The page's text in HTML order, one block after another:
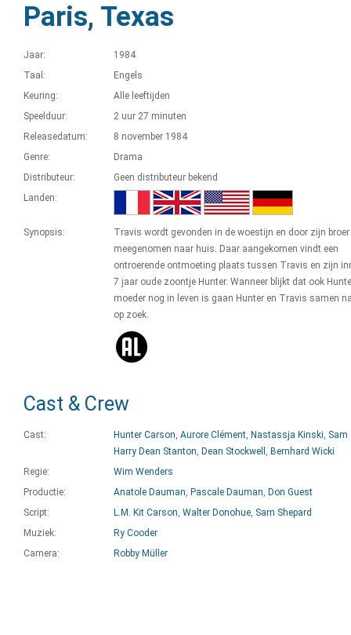
Paris, Texas
Jaar:
1984
Taal:
Engels
Keuring:
Alle leeftijden
Speelduur:
2 uur 27 minuten
Releasedatum:
8 november 1984
Genre:
Drama
Distributeur:
Geen distributeur bekend
Landen:
Synopsis:
Travis wordt gevonden in de woestijn en door zijn
meegenomen naar huis. Daar aangekomen vindt een
ontroerende ontmoeting plaats tussen Travis en zijn
7 jaar oude zoontje Hunter. Wanneer blijkt dat ook
moeder nog in leven is gaan Hunter en Travis samen
op zoek.
Cast & Crew
Cast: Hunter Carson, Aurore Clément, Nastassja Kinski, Sam
Harry Dean Stanton, Dean Stockwell , Bernhard Wicki
Regie:
Wim Wenders
Productie:
Anatole Dauman, Pascale Dauman, Don Guest
Script:
L.M. Kit Carson, Walter Donohue, Sam Shepard
Muziek:
Ry Cooder
Camera:
Robby Müller